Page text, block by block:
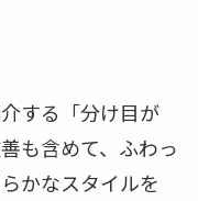
する「分け目が
も含めて、ふわっ
かなスタイルを